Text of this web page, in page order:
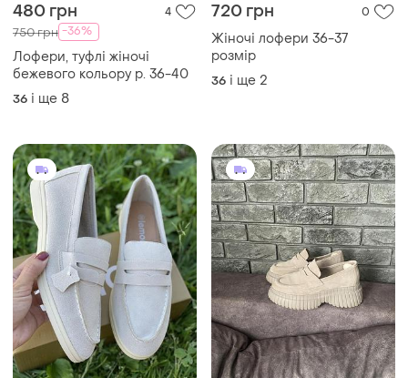
480 грн 4
750 грн -36%
Лофери, туфлі жіночі
бежевого кольору р. 36-40
36 і ще 8
720 грн 0
Жіночі лофери 36-37
розмір
36 і ще 2